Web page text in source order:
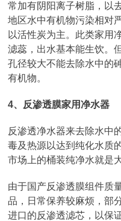
常加有阴阳离子树脂，以
地区水中有机物污染相对
以活性炭为主。此类家用
滤蕊，出水基本能生饮。
孔径较大不能去除水中的
有机物。
4、反渗透膜家用净水器
反渗透净水器来去除水中
毒及热源以达到纯化水质
市场上的桶装纯净水就是
由于国产反渗透膜组件质
品，日常保养较麻烦，部
进口的反渗透滤芯，以保